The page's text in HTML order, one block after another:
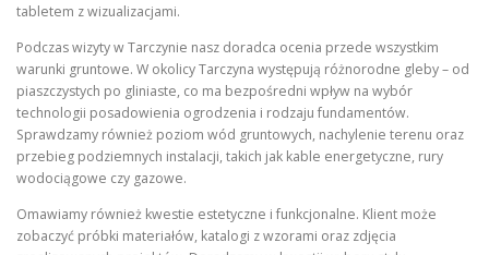
tabletem z wizualizacjami.
Podczas wizyty w Tarczynie nasz doradca ocenia przede wszystkim
warunki gruntowe. W okolicy Tarczyna występują różnorodne gleby – od
piaszczystych po gliniaste, co ma bezpośredni wpływ na wybór
technologii posadowienia ogrodzenia i rodzaju fundamentów.
Sprawdzamy również poziom wód gruntowych, nachylenie terenu oraz
przebieg podziemnych instalacji, takich jak kable energetyczne, rury
wodociągowe czy gazowe.
Omawiamy również kwestie estetyczne i funkcjonalne. Klient może
zobaczyć próbki materiałów, katalogi z wzorami oraz zdjęcia